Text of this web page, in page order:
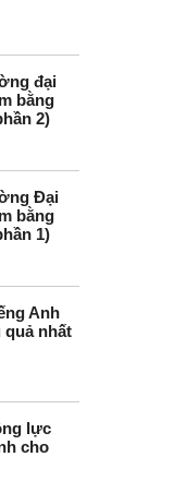
đại
bằng
2)
Đại
bằng
1)
Anh
quả nhất
lực
cho